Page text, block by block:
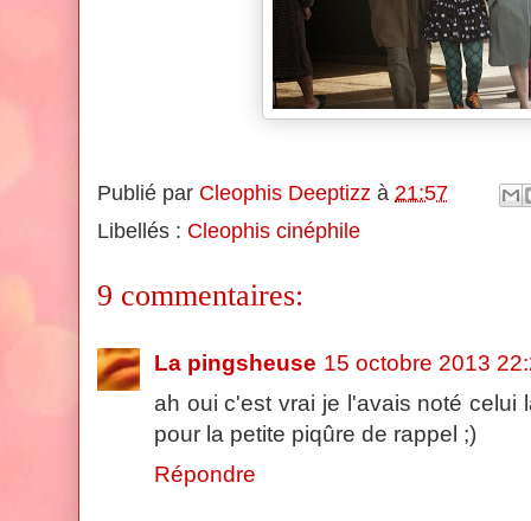
Publié par Cleophis Deeptizz à 21:57
Libellés : Cleophis cinéphile
9 commentaires:
La pingsheuse 15 octobre 2013
ah oui c'est vrai je l'avais noté celui
pour la petite piqûre de rappel ;)
Répondre